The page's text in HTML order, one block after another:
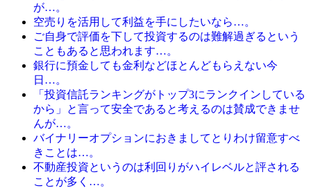
が…。
空売りを活用して利益を手にしたいなら…。
ご自身で評価を下して投資するのは難解過ぎるという
こともあると思われます…。
銀行に預金しても金利などほとんどもらえない今
日…。
「投資信託ランキングがトップ3にランクインしている
から」と言って安全であると考えるのは賛成できませ
んが…。
バイナリーオプションにおきましてとりわけ留意すべ
きことは…。
不動産投資というのは利回りがハイレベルと評される
ことが多く…。